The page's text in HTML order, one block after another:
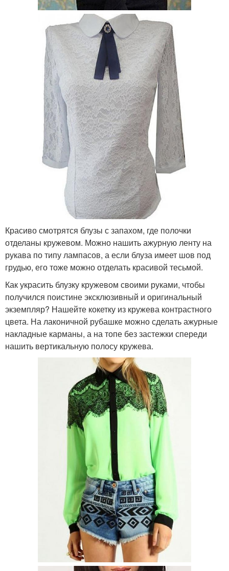
Красиво смотрятся блузы с запахом, где полочки
отделаны кружевом. Можно нашить ажурную ленту на
рукава по типу лампасов, а если блуза имеет шов под
грудью, его тоже можно отделать красивой тесьмой.
Как украсить блузку кружевом своими руками, чтобы
получился поистине эксклюзивный и оригинальный
экземпляр? Нашейте кокетку из кружева контрастного
цвета. На лаконичной рубашке можно сделать ажурные
накладные карманы, а на топе без застежки спереди
нашить вертикальную полосу кружева.